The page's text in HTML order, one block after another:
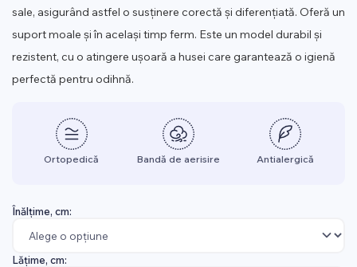
sale, asigurând astfel o susținere corectă și diferențiată. Oferă un
suport moale și în același timp ferm. Este un model durabil și
rezistent, cu o atingere ușoară a husei care garantează o igienă
perfectă pentru odihnă.
Ortopedică Bandă de aerisire Antialergică
Înălțime, cm:
Lățime, cm: